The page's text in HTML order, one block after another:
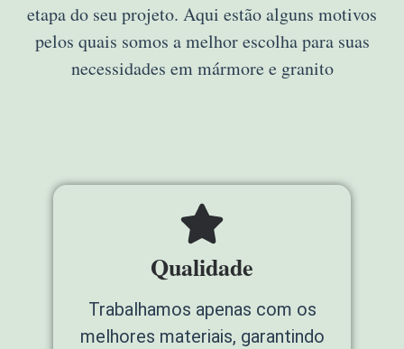
etapa do seu projeto. Aqui estão alguns motivos
pelos quais somos a melhor escolha para suas
necessidades em mármore e granito
Qualidade
Trabalhamos apenas com os
melhores materiais, garantindo